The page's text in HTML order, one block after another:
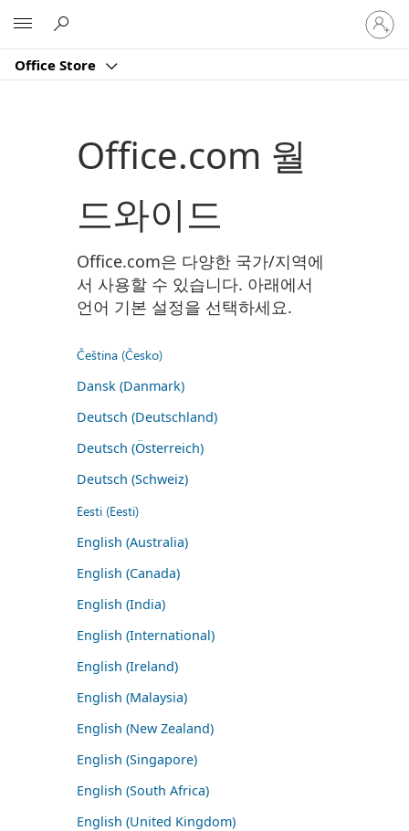
Office Store
귀
하
계
Office.com 월
드와이드
Office.com은 다양한 국가/지역에
서 사용할 수 있습니다. 아래에서
언어 기본 설정을 선택하세요.
Čeština (Česko)
Dansk (Danmark)
Deutsch (Deutschland)
Deutsch (Österreich)
Deutsch (Schweiz)
Eesti (Eesti)
English (Australia)
English (Canada)
English (India)
English (International)
English (Ireland)
English (Malaysia)
English (New Zealand)
English (Singapore)
English (South Africa)
English (United Kingdom)